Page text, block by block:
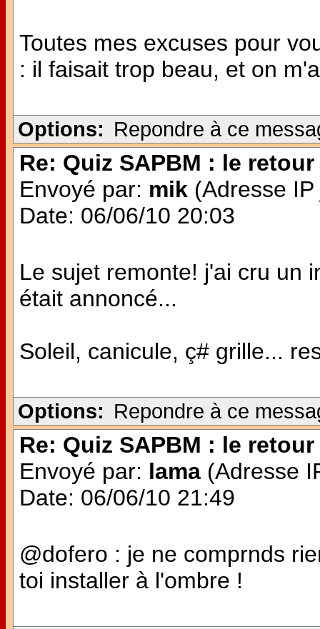
Toutes mes excuses pour
: il faisait trop beau, et on
Options: Repondre à ce
Re: Quiz SAPBM : le retour
Envoyé par: mik (Adresse
Date: 06/06/10 20:03
Le sujet remonte! j'ai cru un
était annoncé...
Soleil, canicule, ç# grille...
Options: Repondre à ce
Re: Quiz SAPBM : le retour
Envoyé par: lama (Adresse
Date: 06/06/10 21:49
@dofero : je ne comprnds
toi installer à l'ombre !